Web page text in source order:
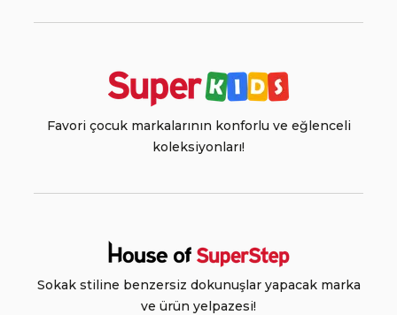
Favori çocuk markalarının konforlu ve eğlenceli
koleksiyonları!
Sokak stiline benzersiz dokunuşlar yapacak marka
ve ürün yelpazesi!